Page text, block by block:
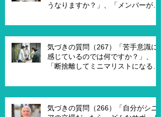
うなりますか？」、「メンバーが主
を実現したいですか？」、「XXさん
トを受ければ、主体的になります
か？」
気づきの質問（267）「苦手意識に
感じているのでは何ですか？」、
「断捨離してミニマリストになるの
うと違うのではないですか？」
気づきの質問（266）「自分がシニ